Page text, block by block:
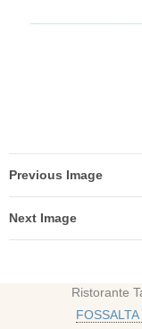
Previous Image
Next Image
Ristorante